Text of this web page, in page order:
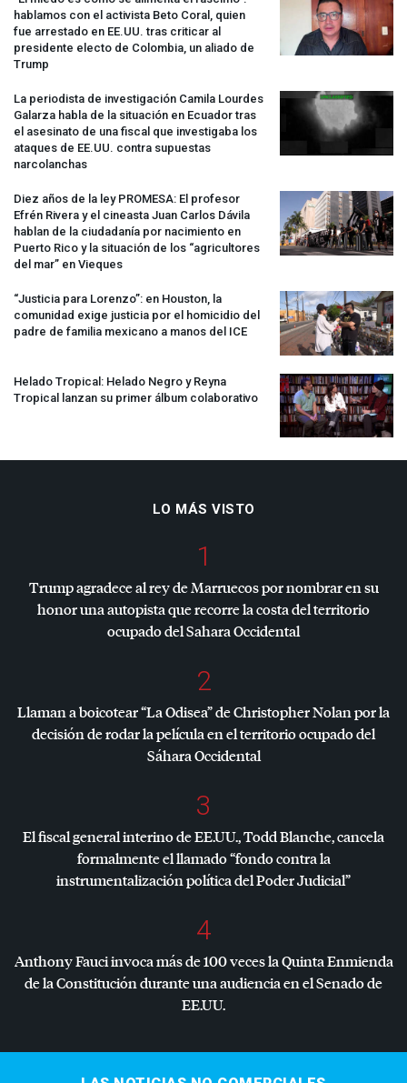
hablamos con el activista Beto Coral, quien
fue arrestado en EE.UU. tras criticar al
presidente electo de Colombia, un aliado de
Trump
La periodista de investigación Camila Lourdes
Galarza habla de la situación en Ecuador tras
el asesinato de una fiscal que investigaba los
ataques de EE.UU. contra supuestas
narcolanchas
Diez años de la ley PROMESA: El profesor
Efrén Rivera y el cineasta Juan Carlos Dávila
hablan de la ciudadanía por nacimiento en
Puerto Rico y la situación de los “agricultores
del mar” en Vieques
“Justicia para Lorenzo”: en Houston, la
comunidad exige justicia por el homicidio del
padre de familia mexicano a manos del ICE
Helado Tropical: Helado Negro y Reyna
Tropical lanzan su primer álbum colaborativo
LO MÁS VISTO
1
Trump agradece al rey de Marruecos por nombrar en su
honor una autopista que recorre la costa del territorio
ocupado del Sahara Occidental
2
Llaman a boicotear “La Odisea” de Christopher Nolan por la
decisión de rodar la película en el territorio ocupado del
Sáhara Occidental
3
El fiscal general interino de EE.UU., Todd Blanche, cancela
formalmente el llamado “fondo contra la
instrumentalización política del Poder Judicial”
4
Anthony Fauci invoca más de 100 veces la Quinta Enmienda
de la Constitución durante una audiencia en el Senado de
EE.UU.